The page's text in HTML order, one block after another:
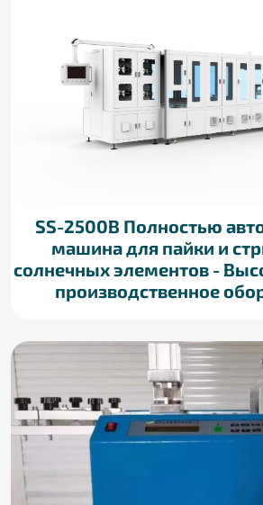
SS-2500B Полностью
машина для пайки и
солнечных элементов -
производственное